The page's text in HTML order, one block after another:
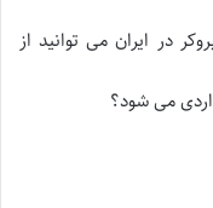
در ایران می توانید از
می شود؟